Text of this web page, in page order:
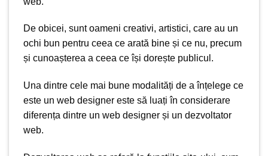
De obicei, sunt oameni creativi, artistici, care au un
ochi bun pentru ceea ce arată bine și ce nu, precum
și cunoașterea a ceea ce își dorește publicul.
Una dintre cele mai bune modalități de a înțelege ce
este un web designer este să luați în considerare
diferența dintre un web designer și un dezvoltator
web.